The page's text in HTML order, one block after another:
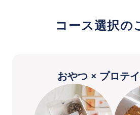
コース選択の
おやつ × プロテ